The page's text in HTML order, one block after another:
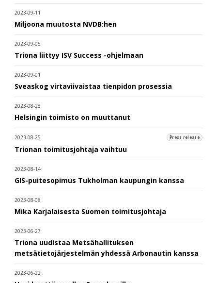
2023-09-11
Miljoona muutosta NVDB:hen
2023-09-05
Triona liittyy ISV Success -ohjelmaan
2023-09-01
Sveaskog virtaviivaistaa tienpidon prosessia
2023-08-28
Helsingin toimisto on muuttanut
2023-08-25 Press release
Trionan toimitusjohtaja vaihtuu
2023-08-14
GIS-puitesopimus Tukholman kaupungin kanssa
2023-08-08
Mika Karjalaisesta Suomen toimitusjohtaja
2023-06-27
Triona uudistaa Metsähallituksen
metsätietojärjestelmän yhdessä Arbonautin kanssa
2023-06-22